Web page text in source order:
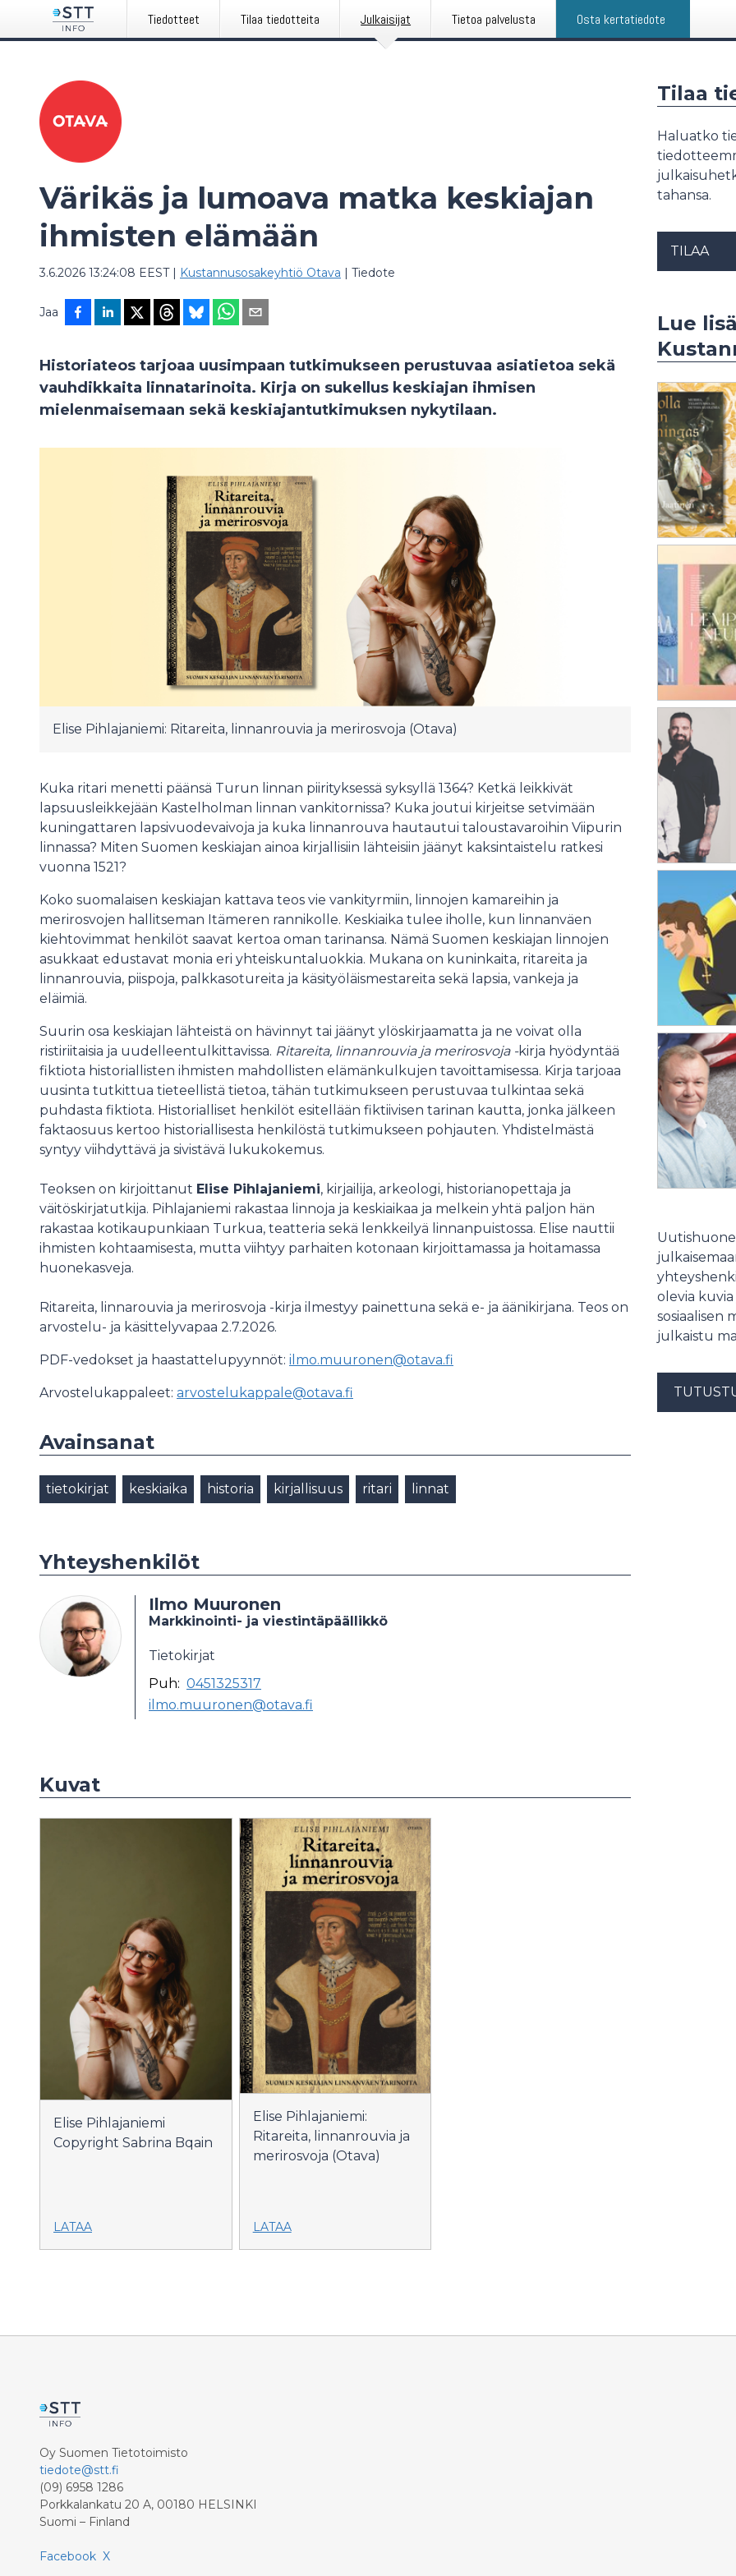
Tiedotteet Tilaa tiedotteita Julkaisijat Tietoa palvelusta Osta kertatiedote
Värikäs ja lumoava matka keskiajan
ihmisten elämään
3.6.2026 13:24:08 EEST| Kustannusosakeyhtiö Otava | Tiedote
Jaa
Historiateos tarjoaa uusimpaan tutkimukseen perustuvaa asiatietoa sekä
vauhdikkaita linnatarinoita. Kirja on sukellus keskiajan ihmisen
mielenmaisemaan sekä keskiajantutkimuksen nykytilaan.
Elise Pihlajaniemi: Ritareita, linnanrouvia ja merirosvoja (Otava)
Kuka ritari menetti päänsä Turun linnan piirityksessä syksyllä 1364? Ketkä leikkivät
lapsuusleikkejään Kastelholman linnan vankitornissa? Kuka joutui kirjeitse setvimään
kuningattaren lapsivuodevaivoja ja kuka linnanrouva hautautui taloustavaroihin Viipurin
linnassa? Miten Suomen keskiajan ainoa kirjallisiin lähteisiin jäänyt kaksintaistelu ratkesi
vuonna 1521?
Koko suomalaisen keskiajan kattava teos vie vankityrmiin, linnojen kamareihin ja
merirosvojen hallitseman Itämeren rannikolle. Keskiaika tulee iholle, kun linnanväen
kiehtovimmat henkilöt saavat kertoa oman tarinansa. Nämä Suomen keskiajan linnojen
asukkaat edustavat monia eri yhteiskuntaluokkia. Mukana on kuninkaita, ritareita ja
linnanrouvia, piispoja, palkkasotureita ja käsityöläismestareita sekä lapsia, vankeja ja
eläimiä.
Suurin osa keskiajan lähteistä on hävinnyt tai jäänyt ylöskirjaamatta ja ne voivat olla
ristiriitaisia ja uudelleentulkittavissa. Ritareita, linnanrouvia ja merirosvoja -kirja hyödyntää
fiktiota historiallisten ihmisten mahdollisten elämänkulkujen tavoittamisessa. Kirja tarjoaa
uusinta tutkittua tieteellistä tietoa, tähän tutkimukseen perustuvaa tulkintaa sekä
puhdasta fiktiota. Historialliset henkilöt esitellään fiktiivisen tarinan kautta, jonka jälkeen
faktaosuus kertoo historiallisesta henkilöstä tutkimukseen pohjauten. Yhdistelmästä
syntyy viihdyttävä ja sivistävä lukukokemus.
Teoksen on kirjoittanut Elise Pihlajaniemi, kirjailija, arkeologi, historianopettaja ja
väitöskirjatutkija. Pihlajaniemi rakastaa linnoja ja keskiaikaa ja melkein yhtä paljon hän
rakastaa kotikaupunkiaan Turkua, teatteria sekä lenkkeilyä linnanpuistossa. Elise nauttii
ihmisten kohtaamisesta, mutta viihtyy parhaiten kotonaan kirjoittamassa ja hoitamassa
huonekasveja.
Ritareita, linnarouvia ja merirosvoja -kirja ilmestyy painettuna sekä e- ja äänikirjana. Teos on
arvostelu- ja käsittelyvapaa 2.7.2026.
PDF-vedokset ja haastattelupyynnöt: ilmo.muuronen@otava.fi
Arvostelukappaleet: arvostelukappale@otava.fi
Avainsanat
tietokirjat keskiaika historia kirjallisuus ritari linnat
Yhteyshenkilöt
Ilmo Muuronen
Markkinointi- ja viestintäpäällikkö
Tietokirjat
Puh: 0451325317
ilmo.muuronen@otava.fi
Kuvat
Elise Pihlajaniemi
Copyright Sabrina Bqain
LATAA
Elise Pihlajaniemi:
Ritareita, linnanrouvia ja
merirosvoja (Otava)
LATAA
Tilaa
Haluatko
tahansa.
TILAA
Lue
olevia
sosiaalisen
julkaistu
Oy Suomen Tietotoimisto
tiedote@stt.fi
(09) 6958 1286
Porkkalankatu 20 A, 00180 HELSINKI
Suomi – Finland
Facebook X